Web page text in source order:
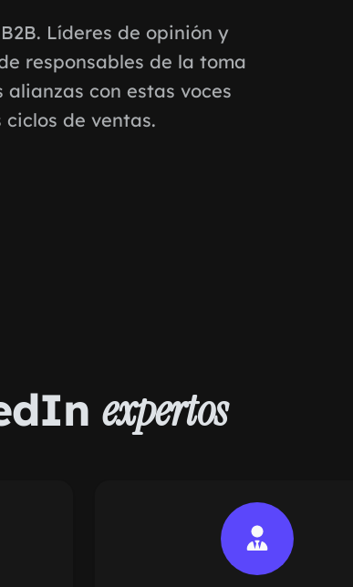
Líderes de opinión y
responsables de la toma
con estas voces
de ventas.
expertos